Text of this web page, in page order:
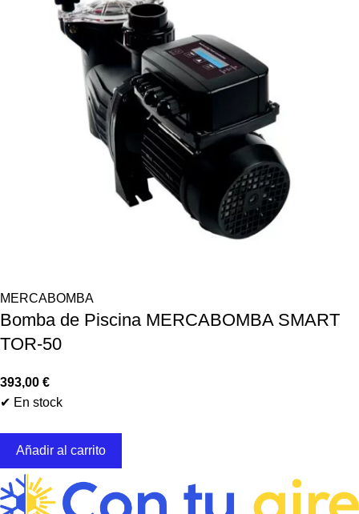
MERCABOMBA
Bomba de Piscina MERCABOMBA SMART
TOR-50
393,00 €
✔ En stock
Añadir al carrito